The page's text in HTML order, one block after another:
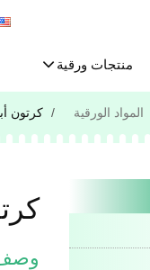
منتجات ورقية
المواد الورقية كرتون